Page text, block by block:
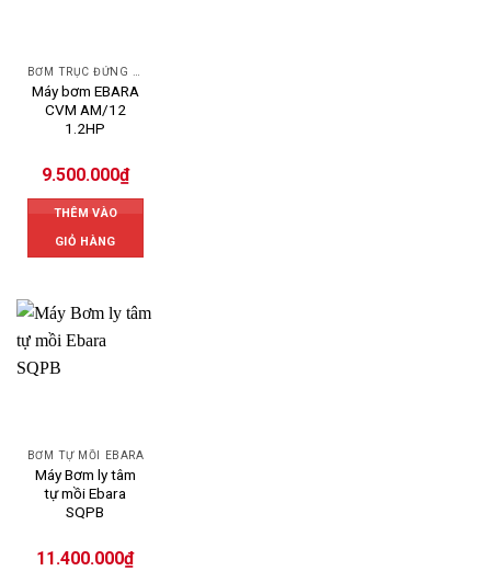
Máy bơm EBARA
CVM AM/12
1.2HP
9.500.000₫
THÊM VÀO
GIỎ HÀNG
BƠM TỰ MỒI EBARA
Máy Bơm ly tâm
tự mồi Ebara
SQPB
11.400.000₫